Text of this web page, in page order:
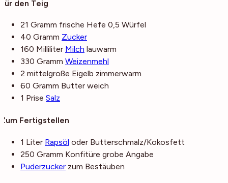
Für den Teig
21 Gramm frische Hefe 0,5 Würfel
40 Gramm Zucker
160 Milliliter Milch lauwarm
330 Gramm Weizenmehl
2 mittelgroße Eigelb zimmerwarm
60 Gramm Butter weich
1 Prise Salz
Zum Fertigstellen
1 Liter Rapsöl oder Butterschmalz/Kokosfett
250 Gramm Konfitüre grobe Angabe
Puderzucker zum Bestäuben